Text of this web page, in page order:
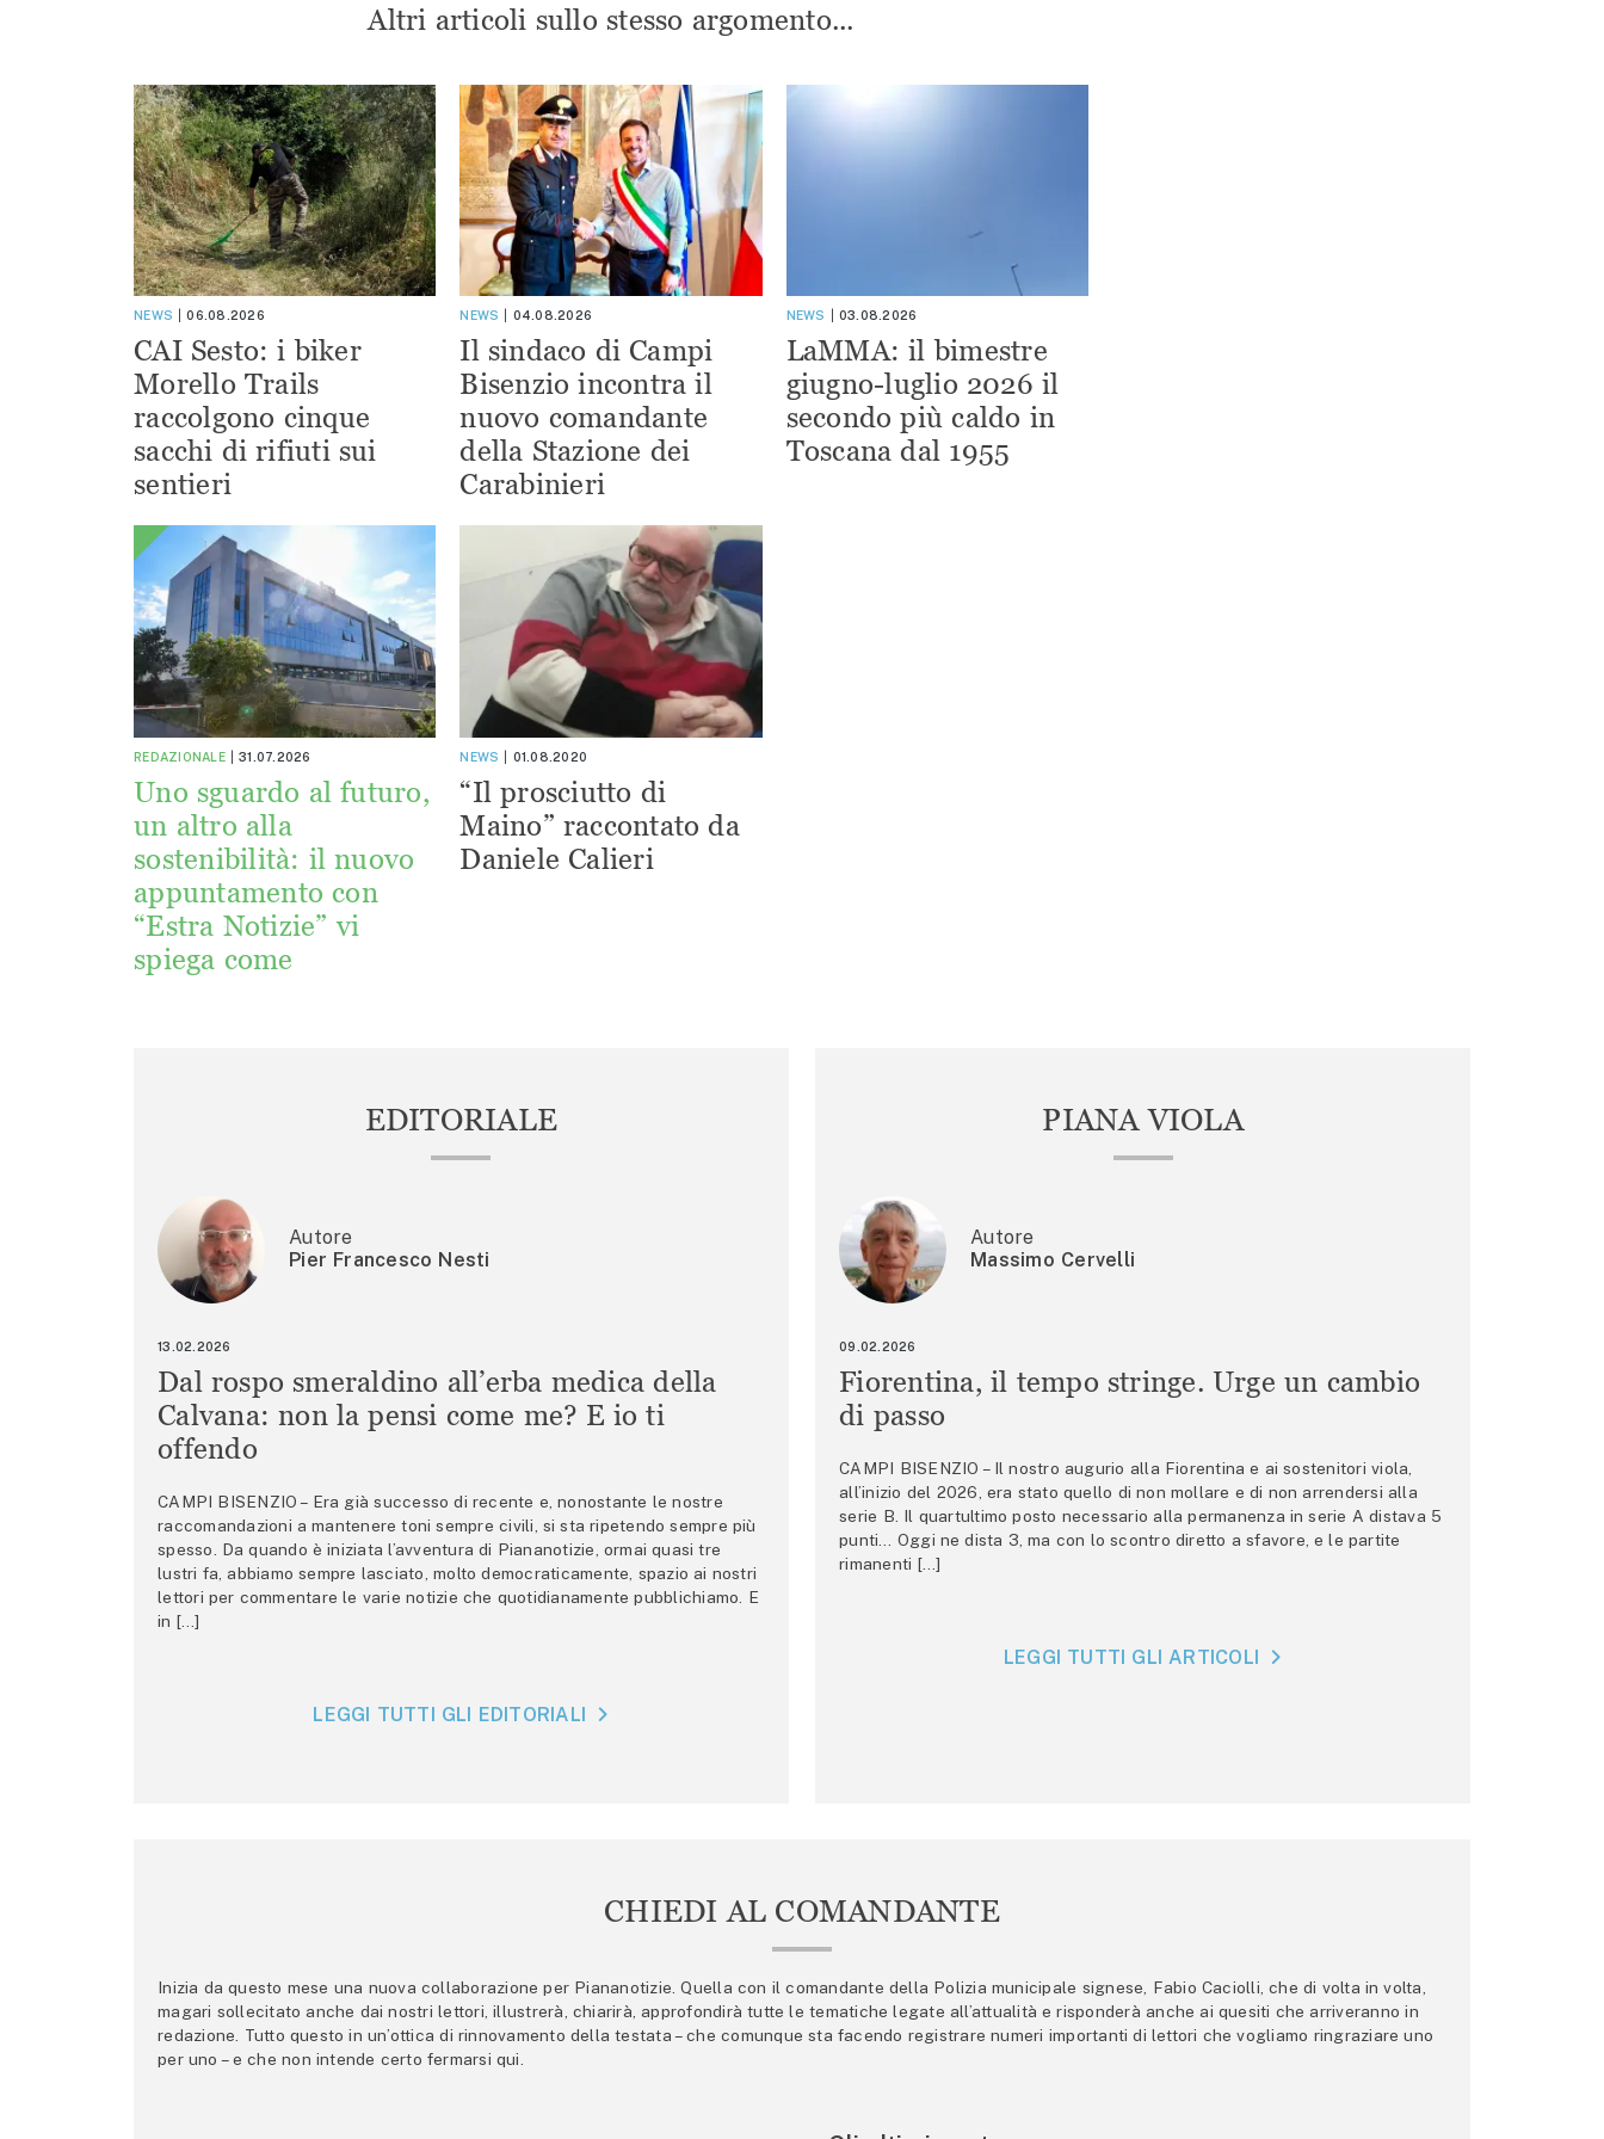
Altri articoli sullo stesso argomento...
NEWS 06.08.2026
CAI Sesto: i biker
Morello Trails
raccolgono cinque
sacchi di rifiuti sui
sentieri
NEWS 04.08.2026
Il sindaco di Campi
Bisenzio incontra il
nuovo comandante
della Stazione dei
Carabinieri
NEWS 03.08.2026
LaMMA: il bimestre
giugno-luglio 2026 il
secondo più caldo in
Toscana dal 1955
REDAZIONALE 31.07.2026
Uno sguardo al futuro,
un altro alla
sostenibilità: il nuovo
appuntamento con
“Estra Notizie” vi
spiega come
NEWS 01.08.2020
“Il prosciutto di
Maino” raccontato da
Daniele Calieri
EDITORIALE
Autore
Pier Francesco Nesti
13.02.2026
Dal rospo smeraldino all’erba medica della
Calvana: non la pensi come me? E io ti
offendo
CAMPI BISENZIO – Era già successo di recente e, nonostante le nostre
raccomandazioni a mantenere toni sempre civili, si sta ripetendo sempre più
spesso. Da quando è iniziata l’avventura di Piananotizie, ormai quasi tre
lustri fa, abbiamo sempre lasciato, molto democraticamente, spazio ai nostri
lettori per commentare le varie notizie che quotidianamente pubblichiamo. E
in […]
LEGGI TUTTI GLI EDITORIALI
PIANA VIOLA
Autore
Massimo Cervelli
09.02.2026
Fiorentina, il tempo stringe. Urge un cambio
di passo
CAMPI BISENZIO – Il nostro augurio alla Fiorentina e ai sostenitori viola,
all’inizio del 2026, era stato quello di non mollare e di non arrendersi alla
serie B. Il quartultimo posto necessario alla permanenza in serie A distava 5
punti… Oggi ne dista 3, ma con lo scontro diretto a sfavore, e le partite
rimanenti […]
LEGGI TUTTI GLI ARTICOLI
CHIEDI AL COMANDANTE
Inizia da questo mese una nuova collaborazione per Piananotizie. Quella con il comandante della Polizia municipale signese, Fabio Caciolli, che di volta in volta,
magari sollecitato anche dai nostri lettori, illustrerà, chiarirà, approfondirà tutte le tematiche legate all’attualità e risponderà anche ai quesiti che arriveranno in
redazione. Tutto questo in un’ottica di rinnovamento della testata – che comunque sta facendo registrare numeri importanti di lettori che vogliamo ringraziare uno
per uno – e che non intende certo fermarsi qui.